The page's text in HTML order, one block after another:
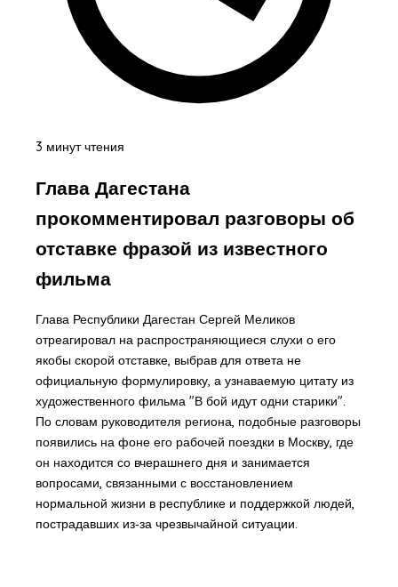
3 минут чтения
Глава Дагестана
прокомментировал разговоры об
отставке фразой из известного
фильма
Глава Республики Дагестан Сергей Меликов
отреагировал на распространяющиеся слухи о его
якобы скорой отставке, выбрав для ответа не
официальную формулировку, а узнаваемую цитату из
художественного фильма "В бой идут одни старики".
По словам руководителя региона, подобные разговоры
появились на фоне его рабочей поездки в Москву, где
он находится со вчерашнего дня и занимается
вопросами, связанными с восстановлением
нормальной жизни в республике и поддержкой людей,
пострадавших из‑за чрезвычайной ситуации.